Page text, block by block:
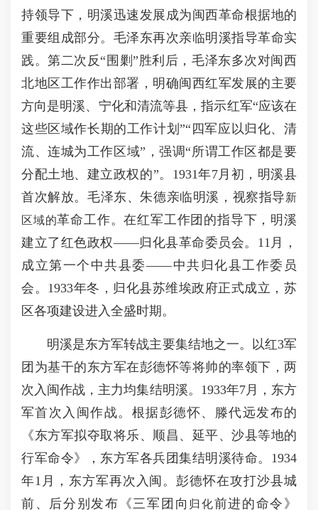
持领导下，明溪迅速发展成为闽西革命根据地的
重要组成部分。毛泽东再次亲临明溪指导革命实
践。第二次反“围剿”胜利后，毛泽东多次对闽西
北地区工作作出部署，明确闽西红军发展的主要
方向是明溪、宁化和清流等县，指示红军“应该在
这些区域作长期的工作计划”“四军应以归化、清
流、连城为工作区域”，强调“所谓工作区都是要
分配土地、建立政权的”。1931年7月初，明溪县
首次解放。毛泽东、朱德亲临明溪，视察指导新
区域的革命工作。在红军工作团的指导下，明溪
建立了红色政权——归化县革命委员会。11月，
成立第一个中共县委——中共归化县工作委员
会。1933年冬，归化县苏维埃政府正式成立，苏
区各项建设进入全盛时期。
明溪是东方军转战主要集结地之一。以红3军
团为基干的东方军在彭德怀等将帅的率领下，两
次入闽作战，主力均集结明溪。1933年7月，东方
军首次入闽作战。根据彭德怀、滕代远发布的
《东方军拟夺取将乐、顺昌、延平、沙县等地的
行军命令》，东方军各兵团集结明溪待命。1934
年1月，东方军再次入闽。彭德怀在攻打沙县城
前、后分别发布《三军团向 归化前进的命令》